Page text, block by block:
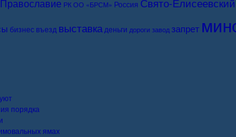
Православие РК ОО «БРСМ» Россия
бизнес въезд выставка деньги дороги завод запрет
порядка
ямах